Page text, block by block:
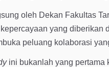
oleh Dekan Fakultas
yang
peluang kolaborasi
ini bukanlah yang pertama